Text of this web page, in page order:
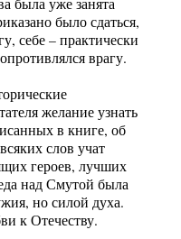
была уже занята
было сдаться,
себе – практически
врагу.
желание узнать
в книге, об
слов учат
героев, лучших
над Смутой была
но силой духа.
к Отечеству.